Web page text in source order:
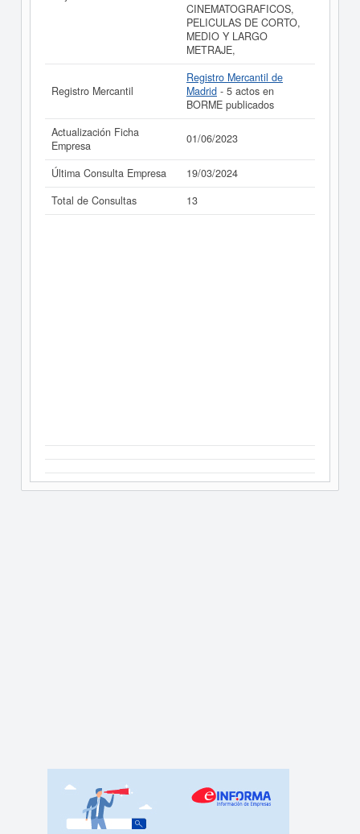
CINEMATOGRAFICOS,
PELICULAS DE CORTO,
MEDIO Y LARGO
METRAJE,
Registro Mercantil
Registro Mercantil de
Madrid - 5 actos en
BORME publicados
Actualización Ficha
Empresa
01/06/2023
Última Consulta Empresa
19/03/2024
Total de Consultas
13